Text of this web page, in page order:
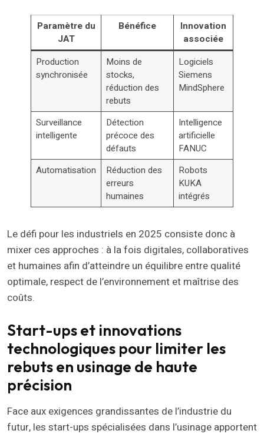
Paramètre du
JAT
Bénéfice
Innovation
associée
Production
synchronisée
Moins de
stocks,
réduction des
rebuts
Logiciels
Siemens
MindSphere
Surveillance
intelligente
Détection
précoce des
défauts
Intelligence
artificielle
FANUC
Automatisation
Réduction des
erreurs
humaines
Robots
KUKA
intégrés
Le défi pour les industriels en 2025 consiste donc à
mixer ces approches : à la fois digitales, collaboratives
et humaines afin d’atteindre un équilibre entre qualité
optimale, respect de l’environnement et maîtrise des
coûts.
Start-ups et innovations
technologiques pour limiter les
rebuts en usinage de haute
précision
Face aux exigences grandissantes de l’industrie du
futur, les start-ups spécialisées dans l’usinage apportent